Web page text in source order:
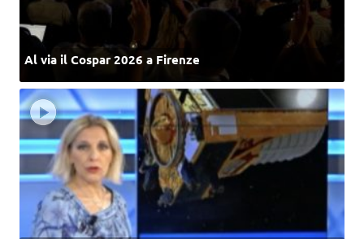
Al via il Cospar 2026 a Firenze